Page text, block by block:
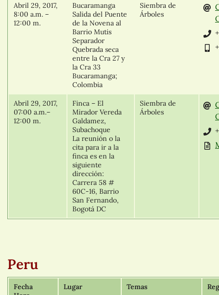
Abril 29, 2017,
8:00 a.m. –
12:00 m.
Bucaramanga
Salida del Puente
de la Novena al
Barrio Mutis
Separador
Quebrada seca
entre la Cra 27 y
la Cra 33
Bucaramanga;
Colombia
Siembra de
Árboles
Abril 29, 2017,
07:00 a.m.–
12:00 m.
Finca – El
Mirador Vereda
Galdamez,
Subachoque
La reunión o la
cita para ir a la
finca es en la
siguiente
dirección:
Carrera 58 #
60C-16, Barrio
San Fernando,
Bogotá DC
Siembra de
Árboles
Peru
Fecha
Lugar Temas